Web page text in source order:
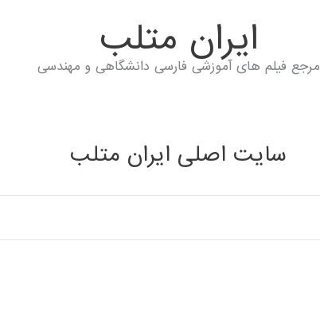
ايران متلب
مرجع فیلم های آموزشی فارسی دانشگاهی و مهندسی
سایت اصلی ایران متلب